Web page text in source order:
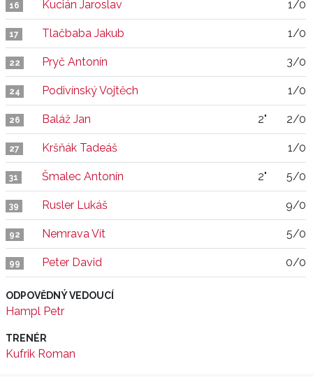
16 Kucián Jaroslav 1/0
17 Tlačbaba Jakub 1/0
22 Pryč Antonín 3/0
24 Podivínský Vojtěch 1/0
26 Baláž Jan 2" 2/0
27 Kršňák Tadeáš 1/0
31 Šmalec Antonín 2" 5/0
39 Rusler Lukáš 9/0
92 Nemrava Vít 5/0
99 Peter David 0/0
ODPOVĚDNÝ VEDOUCÍ
Hampl Petr
TRENÉR
Kufrik Roman